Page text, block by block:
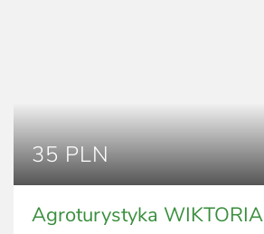
35 PLN
Agroturystyka WIKTORIA